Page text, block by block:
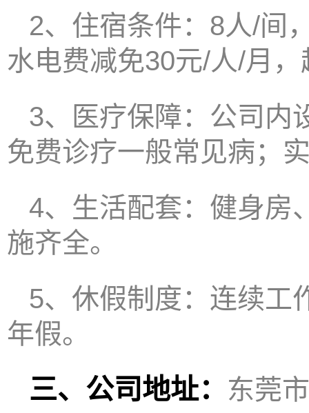
2、住宿条件：8人/间
水电费减免30元/人/月
3、医疗保障：公司内
免费诊疗一般常见病；
4、生活配套：健身房
施齐全。
5、休假制度：连续工
年假。
三、公司地址： 东莞